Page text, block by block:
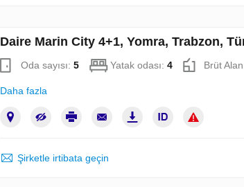
Daire Marin City 4+1, Yomra, Trabzon,
Oda sayısı: 5 Yatak odası: 4 Brüt
Daha fazla
Şirketle irtibata geçin